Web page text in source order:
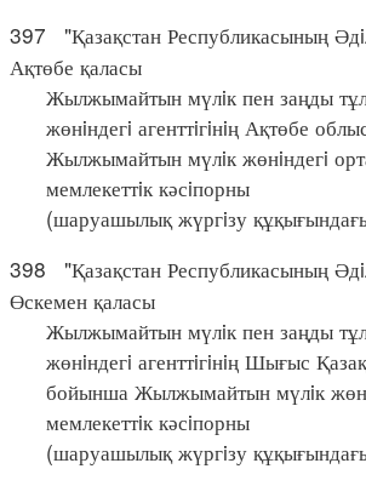
397 "Қазақстан Республикасының
Ақтөбе қаласы
Жылжымайтын мүлiк пен заңды
жөнiндегi агенттiгiнiң Ақтөбе
Жылжымайтын мүлiк жөнiндегi
мемлекеттiк кәсiпорны
(шаруашылық жүргiзу
398 "Қазақстан Республикасының
Өскемен қаласы
Жылжымайтын мүлiк пен заңды
жөнiндегi агенттiгiнiң Шығыс
бойынша Жылжымайтын мүлiк
мемлекеттiк кәсiпорны
(шаруашылық жүргiзу